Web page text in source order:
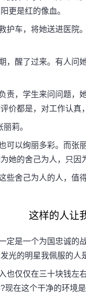
更是红的像血。
车，将她送进医院
醒了过来。有人问
，学生来问问题，
价都是，对工作认真
莉。
以绚丽多彩。而张
她的舍己为人，只因
舍己为人的人，值
这样的人让
是一个为国忠诚的
光的明星我佩服的人
仅仅在三十块钱左
现在这个干净的环境